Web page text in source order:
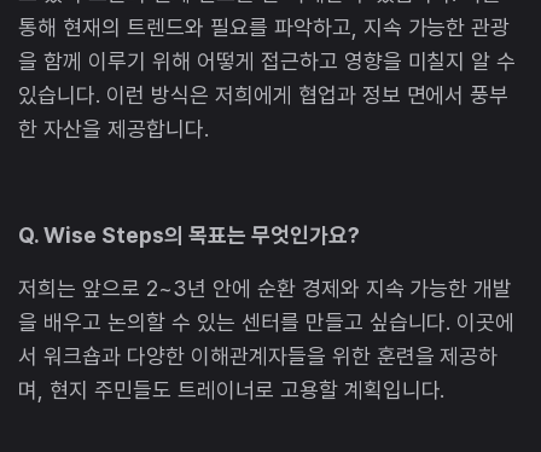
통해 현재의 트렌드와 필요를 파악하고, 지속 가능한 관광
을 함께 이루기 위해 어떻게 접근하고 영향을 미칠지 알 수
있습니다. 이런 방식은 저희에게 협업과 정보 면에서 풍부
한 자산을 제공합니다.
Q. Wise Steps의 목표는 무엇인가요?
저희는 앞으로 2~3년 안에 순환 경제와 지속 가능한 개발
을 배우고 논의할 수 있는 센터를 만들고 싶습니다. 이곳에
서 워크숍과 다양한 이해관계자들을 위한 훈련을 제공하
며, 현지 주민들도 트레이너로 고용할 계획입니다.